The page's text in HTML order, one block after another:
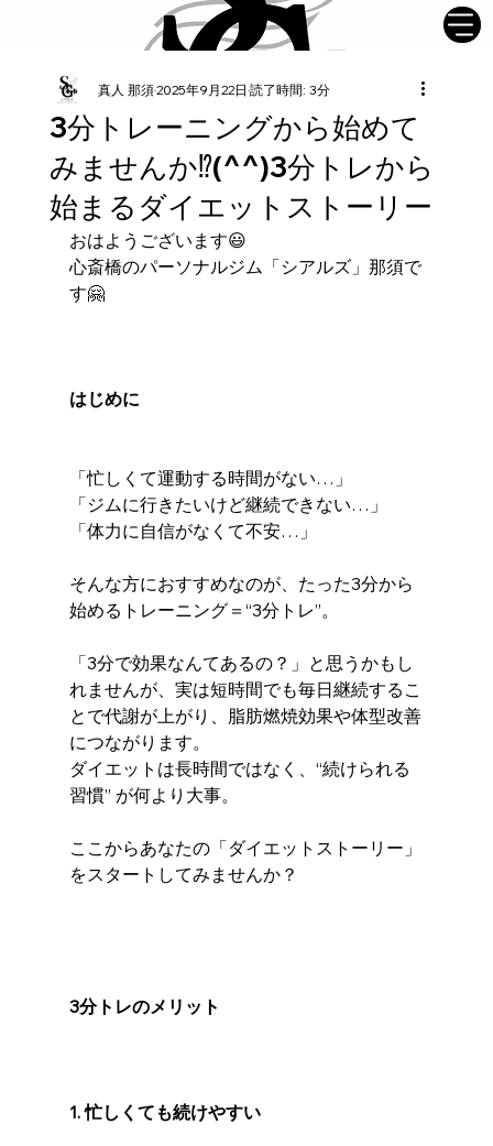
3分トレーニングから始めて
みませんか⁉︎(^^)3分トレから
始まるダイエットストーリー
真人 那須2025年9月22日 読了時間: 3分
おはようございます😃
心斎橋のパーソナルジム「シアルズ」那須で
す🤗
はじめに
「忙しくて運動する時間がない…」
「ジムに行きたいけど継続できない…」
「体力に自信がなくて不安…」
そんな方におすすめなのが、たった3分から
始めるトレーニング＝“3分トレ”。
「3分で効果なんてあるの？」と思うかもし
れませんが、実は短時間でも毎日継続するこ
とで代謝が上がり、脂肪燃焼効果や体型改善
につながります。
ダイエットは長時間ではなく、“続けられる
習慣” が何より大事。
ここからあなたの「ダイエットストーリー」
をスタートしてみませんか？
3分トレのメリット
1. 忙しくても続けやすい